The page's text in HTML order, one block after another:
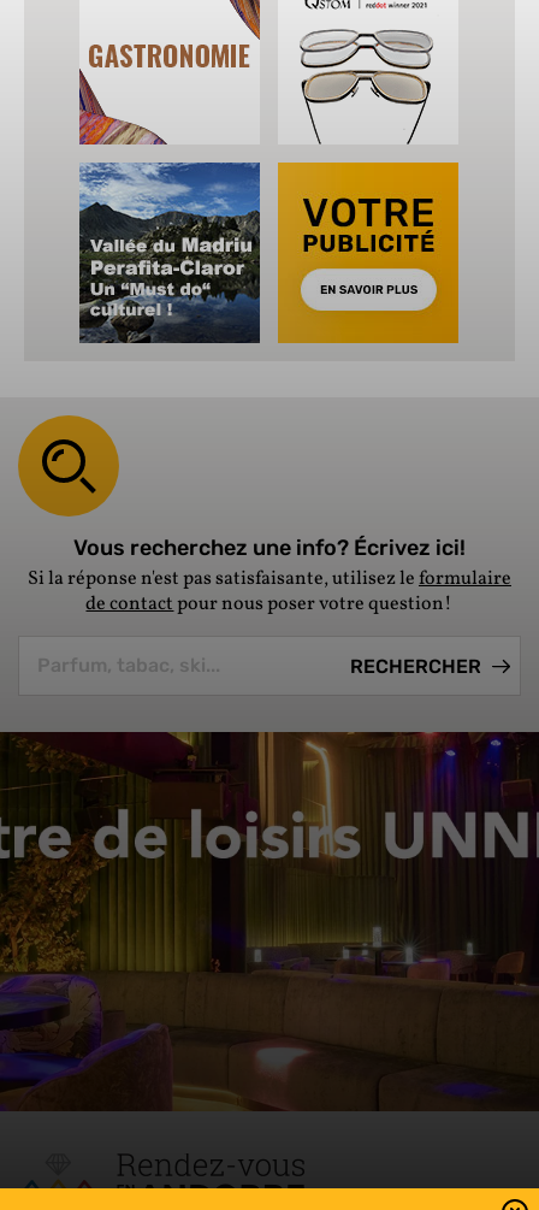
Vous recherchez une info? Écrivez ici!
Si la réponse n'est pas satisfaisante, utilisez leformulaire
de contactpour nous poser votre question!